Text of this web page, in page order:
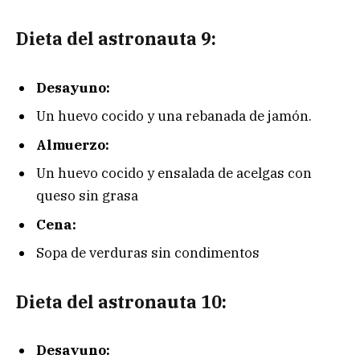
Dieta del astronauta 9:
Desayuno:
Un huevo cocido y una rebanada de jamón.
Almuerzo:
Un huevo cocido y ensalada de acelgas con
queso sin grasa
Cena:
Sopa de verduras sin condimentos
Dieta del astronauta 10:
Desayuno: